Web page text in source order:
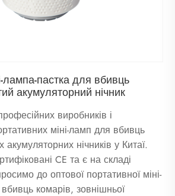
лампа-пастка для вбивць
акумуляторний нічник
виробників і
міні-ламп для вбивць
акумуляторних нічників у Китаї.
CE та є на складі
до оптової портативної міні-
комарів, зовнішньої